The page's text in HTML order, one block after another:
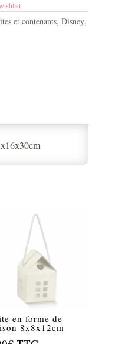
et contenants, Disney,
en forme de
8x8x12cm